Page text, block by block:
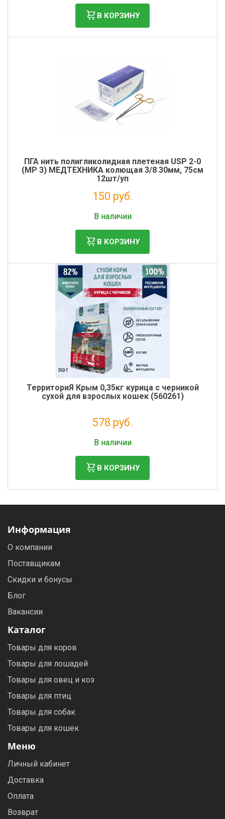
В КОРЗИНУ
ПГА нить полигликолидная плетеная USP 2-0
(MР 3) МЕДТЕХНИКА колющая 3/8 30мм, 75см
12шт/уп
150 руб.
В наличии
В КОРЗИНУ
ТерриториЯ Крым 0,35кг курица с черникой
сухой для взрослых кошек (560261)
578 руб.
В наличии
В КОРЗИНУ
Информация
О компании
Поставщикам
Скидки и бонусы
Блог
Вакансии
Каталог
Товары для коров
Товары для лошадей
Товары для овец и коз
Товары для птиц
Товары для собак
Товары для кошек
Меню
Личный кабинет
Доставка
Оплата
Возврат